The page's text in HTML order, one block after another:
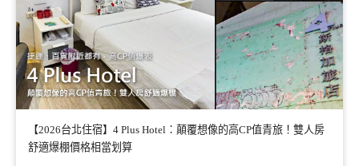
【2026台北住宿】4 Plus Hotel：顛覆想像的高CP值青旅！雙人房
舒適爆棚價格相當划算